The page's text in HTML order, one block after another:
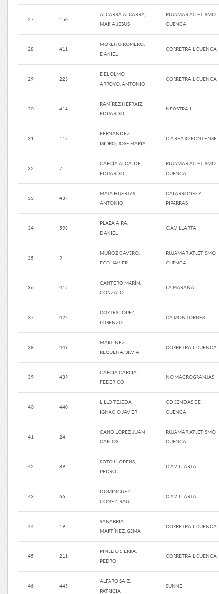
27 150
ALGARRA ALGARRA,
MARIA JESÚS
RUJAMAR ATLETISMO
CUENCA
28 411
MORENO ROMERO,
DANIEL
CORRETRAIL CUENCA
29 223
DEL OLMO
ARROYO, ANTONIO
CORRETRAIL CUENCA
30 414
RAMÍREZ HERRAIZ,
EDUARDO
NEOSTRAIL
31 116
FERNANDEZ
ISIDRO, JOSE MARIA
C.A REAJO FONTENSE
32 7
GARCÍA ALCALDE,
EDUARDO
RUJAMAR ATLETISMO
CUENCA
33 437
MATA HUERTAS,
ANTONIO
CAPARRONES Y
PIPARRAS
34 598
PLAZA AIRA,
DANIEL
C.A.VILLARTA
35 9
MUÑOZ CAVERO,
FCO. JAVIER
RUJAMAR ATLETISMO
CUENCA
36 415
CANTERO MARÍN,
GONZALO
LA MARAÑA
37 422
CORTÉS LÓPEZ,
LORENZO
CA MONTORNES
38 449
MARTÍNEZ
REQUENA, SILVIA
CORRETRAIL CUENCA
39 439
GARCIA GARCIA,
FEDERICO
NO MACROGRANJAS
40 440
LILLO TEJEDA,
IGNACIO JAVIER
CD SENDAS DE
CUENCA
41 24
CANO LÓPEZ, JUAN
CARLOS
RUJAMAR ATLETISMO
CUENCA
42 89
SOTO LLORENS,
PEDRO
C.A.VILLARTA
43 66
DOMINGUEZ
GOMEZ, RAUL
C.A.VILLARTA
44 19
SANABRIA
MARTÍNEZ, GEMA
CORRETRAIL CUENCA
45 211
PINEDO SIERRA,
PEDRO
CORRETRAIL CUENCA
46 445
ALFARO SAIZ,
PATRICIA
SUNNE